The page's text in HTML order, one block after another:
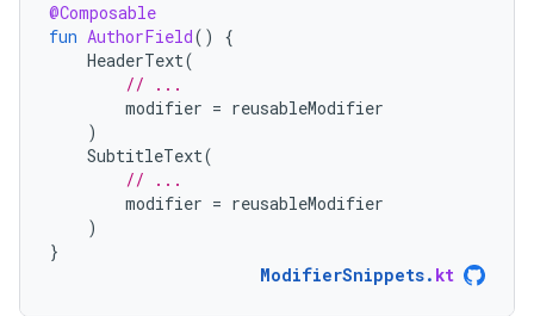
@Composable
fun AuthorField()
{
HeaderText(
// ...
modifier = reusableModifier
)
SubtitleText(
// ...
modifier = reusableModifier
)
}
ModifierSnippets. kt